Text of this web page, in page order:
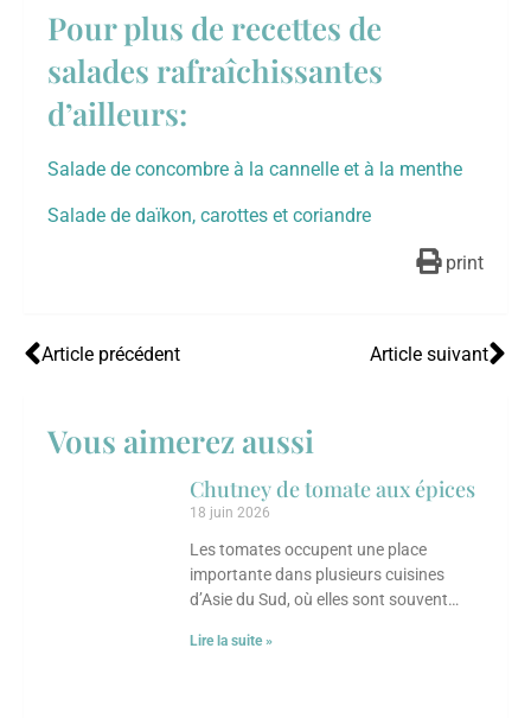
Pour plus de recettes de
salades rafraîchissantes
d’ailleurs:
Salade de concombre à la cannelle et à la menthe
Salade de daïkon, carottes et coriandre
print
Article précédent Article suivant
Vous aimerez aussi
Chutney de tomate aux épices
18 juin 2026
Les tomates occupent une place
importante dans plusieurs cuisines
d’Asie du Sud, où elles sont souvent
condiments parfumés. Ce chutney
Lire la suite »